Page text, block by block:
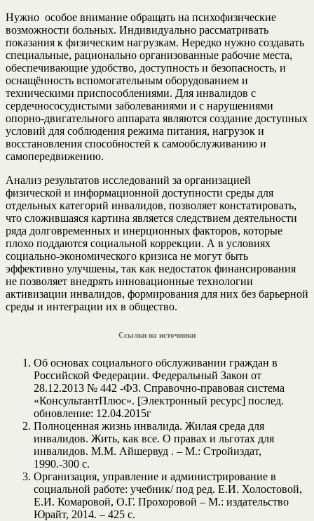
Нужно особое внимание обращать на психофизические
возможности больных. Индивидуально рассматривать
показания к физическим нагрузкам. Нередко нужно создавать
специальные, рационально организованные рабочие места,
обеспечивающие удобство, доступность и безопасность, и
оснащённость вспомогательным оборудованием и
техническими приспособлениями. Для инвалидов с
сердечнососудистыми заболеваниями и с нарушениями
опорно-двигательного аппарата являются создание доступных
условий для соблюдения режима питания, нагрузок и
восстановления способностей к самообслуживанию и
самопередвижению.
Анализ результатов исследований за организацией
физической и информационной доступности среды для
отдельных категорий инвалидов, позволяет констатировать,
что сложившаяся картина является следствием деятельности
ряда долговременных и инерционных факторов, которые
плохо поддаются социальной коррекции. А в условиях
социально-экономического кризиса не могут быть
эффективно улучшены, так как недостаток финансирования
не позволяет внедрять инновационные технологии
активизации инвалидов, формирования для них без барьерной
среды и интеграции их в общество.
Ссылки на источники
Об основах социального обслуживании граждан в
Российской Федерации. Федеральный Закон от
28.12.2013 № 442 -ФЗ. Справочно-правовая система
«КонсультантПлюс». [Электронный ресурс] послед.
обновление: 12.04.2015г
Полноценная жизнь инвалида. Жилая среда для
инвалидов. Жить, как все. О правах и льготах для
инвалидов. М.М. Айшервуд . – М.: Стройиздат,
1990.-300 с.
Организация, управление и администрирование в
социальной работе: учебник/ под ред. Е.И. Холостовой,
Е.И. Комаровой, О.Г. Прохоровой – М.: издательство
Юрайт, 2014. – 425 с.